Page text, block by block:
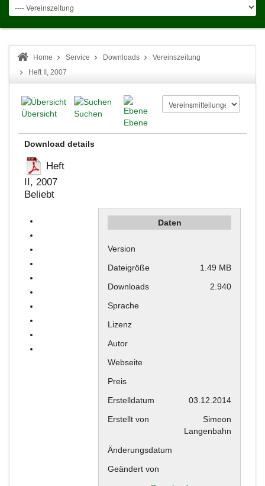
Home Service Downloads
Vereinszeitung
Heft II, 2007
Übersicht
Suchen
Ebene
Download details
Heft
II, 2007
Beliebt
Daten
Version
Dateigröße
1.49 MB
Downloads
2.940
Sprache
Lizenz
Autor
Webseite
Preis
Erstelldatum
03.12.2014
Erstellt von
Simeon
Langenbahn
Änderungsdatum
Geändert von